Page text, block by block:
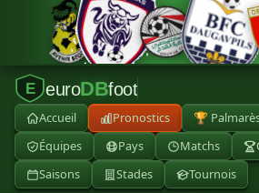
E euroDBfoot
Accueil Pronostics 🏆
Équipes
Pays Matchs
Saisons
Stades Tournois